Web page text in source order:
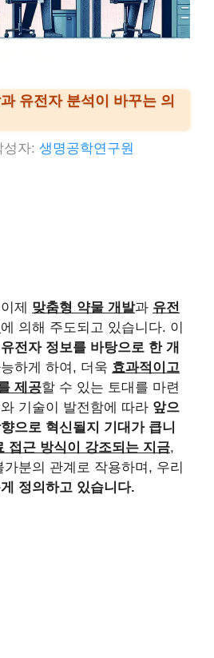
유전자 분석이 바꾸는 의
성자: 생명공학연구원
제 맞춤형 약물 개발과 유전
에 의해 주도되고 있습니다. 이
전자 정보를 바탕으로 한 개
하게 하여, 더욱 효과적이고
제공할 수 있는 토대를 마련
기술이 발전함에 따라 앞으
으로 혁신될지 기대가 큽니
접근 방식이 강조되는 지금,
분의 관계로 작용하며, 우리
정의하고 있습니다.